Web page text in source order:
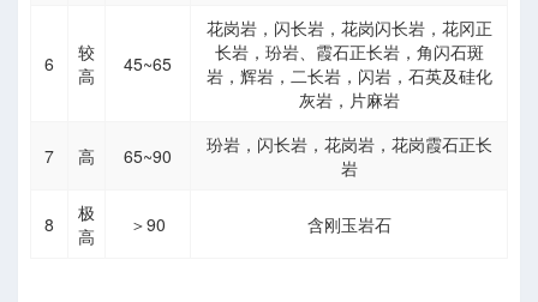
6
较
高
45~65
花岗岩，闪长岩，花岗闪长岩，花冈正
长岩，玢岩、霞石正长岩，角闪石斑
岩，辉岩，二长岩，闪岩，石英及硅化
灰岩，片麻岩
7 高 65~90
玢岩，闪长岩，花岗岩，花岗霞石正长
岩
8
极
高
＞90 含刚玉岩石